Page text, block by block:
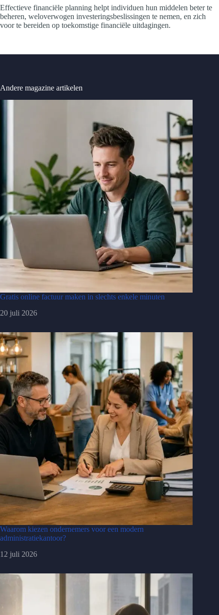
Effectieve financiële planning helpt individuen hun middelen beter te
beheren, weloverwogen investeringsbeslissingen te nemen, en zich
voor te bereiden op toekomstige financiële uitdagingen.
Andere magazine artikelen
Gratis online factuur maken in slechts enkele minuten
20 juli 2026
Waarom kiezen ondernemers voor een modern
administratiekantoor?
12 juli 2026